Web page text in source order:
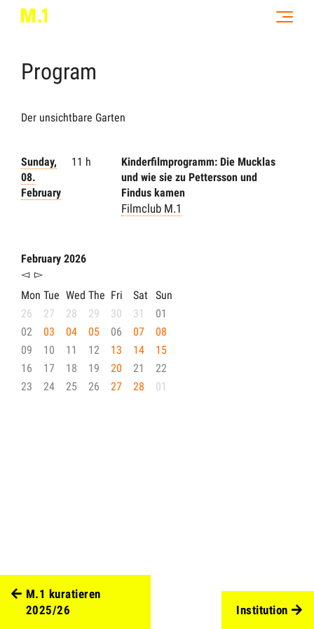
Program
Der unsichtbare Garten
Sunday,
08.
February
11 h
Kinderfilmprogramm: Die Mucklas
und wie sie zu Pettersson und
Findus kamen
Filmclub M.1
February 2026
◅ ▻
Mon Tue Wed The Fri Sat Sun
26
27 28 29 30 31
01
02
03 04 05 06 07
08
09
10 11 12 13 14
15
16
17 18 19 20 21
22
23
24 25 26 27 28 01
M.1 kuratieren
2025/26
Institution